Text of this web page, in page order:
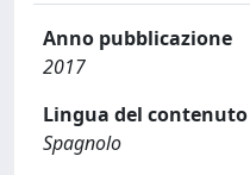
Anno pubblicazione
2017
Lingua del contenuto
Spagnolo